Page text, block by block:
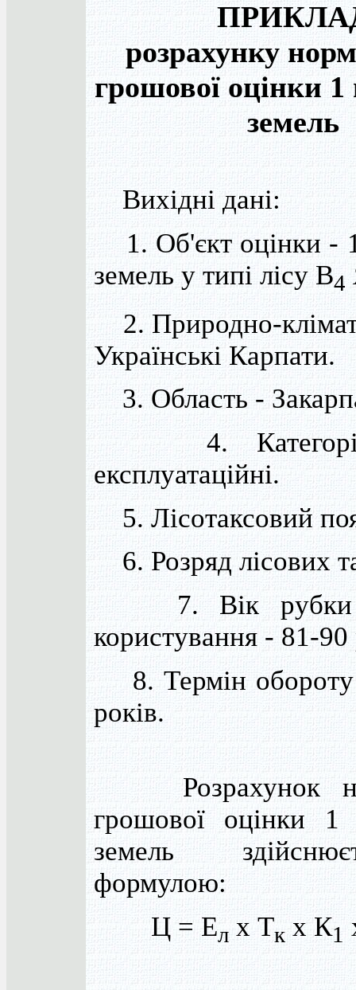
розрахунку
грошової оцінки 1
земель
Вихідні дані:
1. Об'єкт оцінки - 1
земель у типі лісу В4
2. Природно-
Українські Карпати.
3. Область -
4.
експлуатаційні.
5. Лісотаксовий
6. Розряд лісових
7. Вік рубки
користування - 81-90
8. Термін
років.
Розрахунок
грошової оцінки 1
земель
формулою:
Ц = Ел х Тк х К1